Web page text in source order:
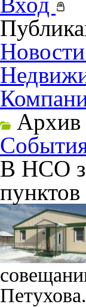
Архив
В НСО
пунктов
Петухова.